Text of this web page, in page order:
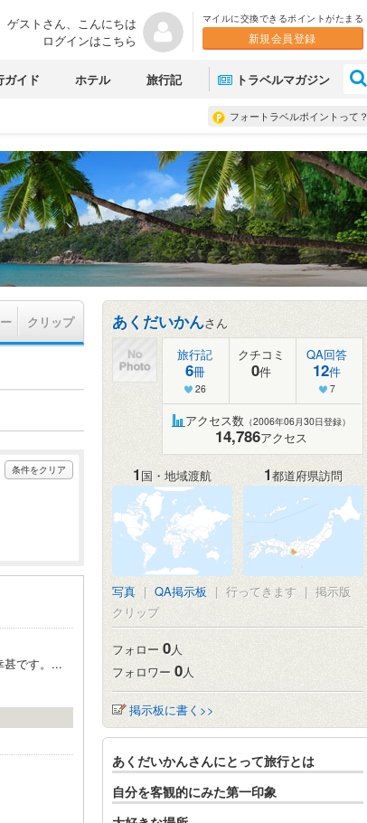
ゲストさん、こんにちは
ログインはこちら
マイルに交換できるポイントがたまる
新規会員登録
ガイド ホテル 旅行記 トラベルマガジン
フォートラベルポイントって？
クリップ
条件をクリア
甚です。...
あくだいかんさん
旅行記
6冊
26
クチコミ
0件
QA回答
12件
7
アクセス数 （2006年06月30日登録）
14,786アクセス
1国・地域渡航 1都道府県訪問
写真 | QA掲示板 | 行ってきます | 掲示版
クリップ
フォロー 0人
フォロワー 0人
掲示板に書く>>
あくだいかんさんにとって旅行とは
自分を客観的にみた第一印象